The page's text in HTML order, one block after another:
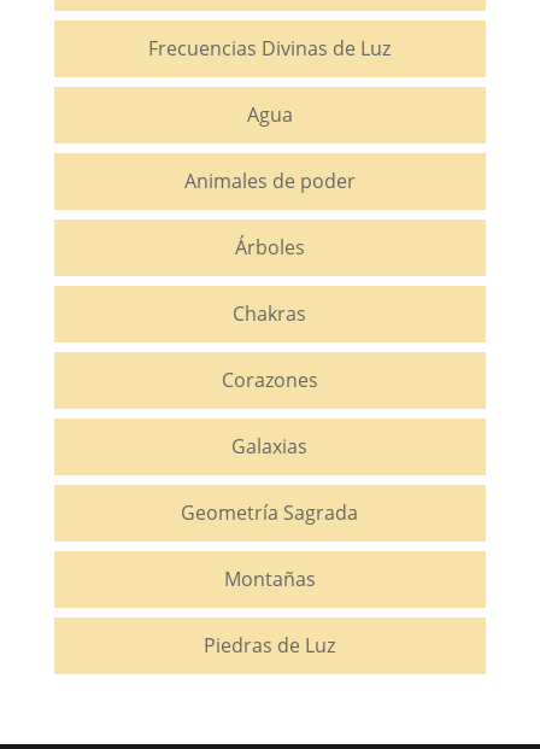
Frecuencias Divinas de Luz
Agua
Animales de poder
Árboles
Chakras
Corazones
Galaxias
Geometría Sagrada
Montañas
Piedras de Luz